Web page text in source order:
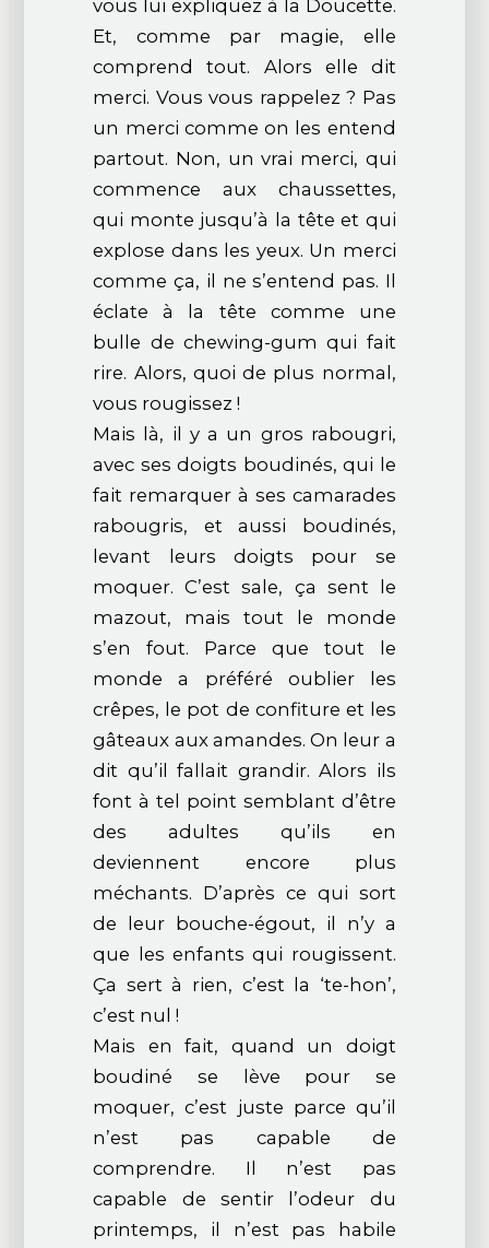
vous lui expliquez à la Doucette.
Et, comme par magie, elle
comprend tout. Alors elle dit
merci. Vous vous rappelez ? Pas
un merci comme on les entend
partout. Non, un vrai merci, qui
commence aux chaussettes,
qui monte jusqu’à la tête et qui
explose dans les yeux. Un merci
comme ça, il ne s’entend pas. Il
éclate à la tête comme une
bulle de chewing-gum qui fait
rire. Alors, quoi de plus normal,
vous rougissez !
Mais là, il y a un gros rabougri,
avec ses doigts boudinés, qui le
fait remarquer à ses camarades
rabougris, et aussi boudinés,
levant leurs doigts pour se
moquer. C’est sale, ça sent le
mazout, mais tout le monde
s’en fout. Parce que tout le
monde a préféré oublier les
crêpes, le pot de confiture et les
gâteaux aux amandes. On leur a
dit qu’il fallait grandir. Alors ils
font à tel point semblant d’être
des adultes qu’ils en
deviennent encore plus
méchants. D’après ce qui sort
de leur bouche-égout, il n’y a
que les enfants qui rougissent.
Ça sert à rien, c’est la ‘te-hon’,
c’est nul !
Mais en fait, quand un doigt
boudiné se lève pour se
moquer, c’est juste parce qu’il
n’est pas capable de
comprendre. Il n’est pas
capable de sentir l’odeur du
printemps, il n’est pas habile